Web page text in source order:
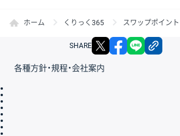
ホーム くりっく365 スワップポイン
SHARE X facebook
各種方針・規程・会社案内